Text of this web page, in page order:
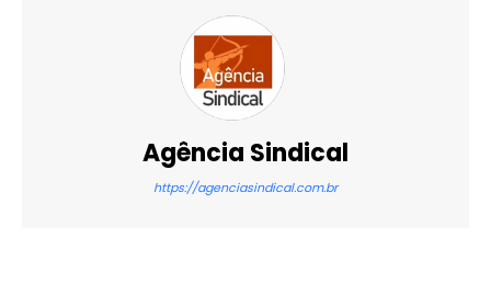
Agência Sindical
https://agenciasindical.com.br